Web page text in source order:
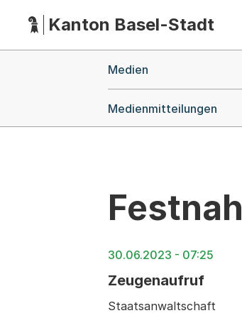
HauptnavigationKanton Basel-Stadt
Medien
Medienmitteilungen
30.06.2023 - 07:25
Zeugenaufruf
Staatsanwaltschaft